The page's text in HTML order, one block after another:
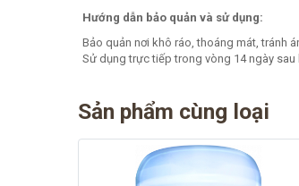
Hướng dẫn bảo quản và sử dụng:
Bảo quản nơi khô ráo, thoáng mát, tránh
Sử dụng trực tiếp trong vòng 14 ngày sau
Sản phẩm cùng loại